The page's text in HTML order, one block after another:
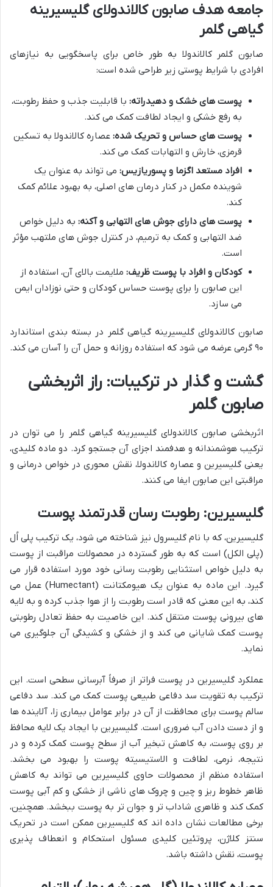
جامعه هدف صابون کالاندولای گلیسیرینه
گیاهی گلمر
صابون گلمر کالاندولا به طور خاص برای پاسخگویی به نیازهای
افرادی با شرایط پوستی زیر طراحی شده است:
پوست های خشک و دهیدراته: با قابلیت جذب و حفظ رطوبت،
به رفع خشکی و ایجاد لطافت کمک می کند.
پوست های حساس و تحریک شده: عصاره کالاندولا به تسکین
قرمزی، خارش و التهابات کمک می کند.
افراد مستعد اگزما و پسوریازیس: می تواند به عنوان یک
شوینده مکمل در کنار درمان های اصلی، به بهبود علائم کمک
کند.
پوست های دارای جوش های التهابی و آکنه: به دلیل خواص
ضد التهابی و کمک به ترمیم، در کنترل جوش های ملتهب مؤثر
است.
کودکان و افراد با پوست ظریف: ملایمت بالای آن، استفاده از
این صابون را برای پوست حساس کودکان و حتی نوزادان ایمن
می سازد.
صابون کالاندولای گلیسیرینه گیاهی گلمر در بسته بندی استاندارد
۹۰ گرمی عرضه می شود که استفاده روزانه و حمل آن را آسان می کند.
گشت و گذار در ترکیبات: راز اثربخشی
صابون گلمر
اثربخشی صابون کالاندولای گلیسیرینه گیاهی گلمر را می توان در
ترکیب هوشمندانه و هدفمند اجزای آن جستجو کرد. دو ماده کلیدی،
یعنی گلیسیرین و عصاره کالاندولا، نقش محوری در خواص درمانی و
مراقبتی این صابون ایفا می کنند.
گلیسیرین: رطوبت رسان قدرتمند پوست
گلیسیرین، که با نام گلیسرول نیز شناخته می شود، یک ترکیب پلی اُل
(پلی الکل) است که به طور گسترده در محصولات مراقبت از پوست
به دلیل خواص استثنایی رطوبت رسانی خود مورد استفاده قرار می
گیرد. این ماده به عنوان یک هیومکتانت (Humectant) عمل می
کند، به این معنی که قادر است رطوبت را از هوا جذب کرده و به لایه
های بیرونی پوست منتقل کند. این خاصیت به حفظ تعادل رطوبتی
پوست کمک شایانی می کند و از خشکی و کشیدگی آن جلوگیری می
نماید.
عملکرد گلیسیرین در پوست فراتر از صرفاً آبرسانی سطحی است. این
ترکیب به تقویت سد دفاعی طبیعی پوست کمک می کند. سد دفاعی
سالم پوست برای محافظت از آن در برابر عوامل بیماری زا، آلاینده ها
و از دست دادن آب ضروری است. گلیسیرین با ایجاد یک لایه محافظ
بر روی پوست، به کاهش تبخیر آب از سطح پوست کمک کرده و در
نتیجه، نرمی، لطافت و الاستیسیته پوست را بهبود می بخشد.
استفاده منظم از محصولات حاوی گلیسیرین می تواند به کاهش
ظاهر خطوط ریز و چین و چروک های ناشی از خشکی و کم آبی پوست
کمک کند و ظاهری شاداب تر و جوان تر به پوست ببخشد. همچنین،
برخی مطالعات نشان داده اند که گلیسیرین ممکن است در تحریک
سنتز کلاژن، پروتئین کلیدی مسئول استحکام و انعطاف پذیری
پوست، نقش داشته باشد.